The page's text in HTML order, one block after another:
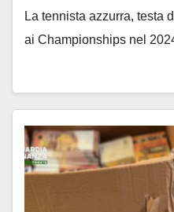
La tennista azzurra, testa
ai Championships nel